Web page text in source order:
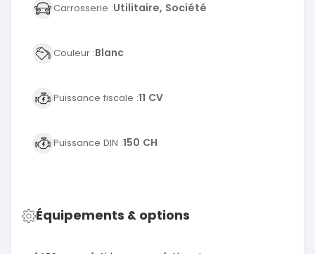
Carrosserie :Utilitaire, Société
Couleur :Blanc
Puissance fiscale :11 CV
Puissance DIN :150 CH
Équipements & options